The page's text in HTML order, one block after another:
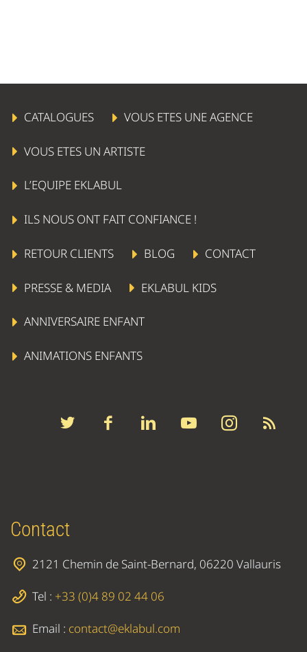
CATALOGUES VOUS ETES UNE AGENCE
VOUS ETES UN ARTISTE
L’EQUIPE EKLABUL
ILS NOUS ONT FAIT CONFIANCE !
RETOUR CLIENTS BLOG CONTACT
PRESSE & MEDIA EKLABUL KIDS
ANNIVERSAIRE ENFANT
ANIMATIONS ENFANTS
Contact
2121 Chemin de Saint-Bernard, 06220 Vallauris
Tel : +33 (0)4 89 02 44 06
Email : contact@eklabul.com